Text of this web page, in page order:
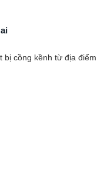
bị cồng kềnh từ địa điểm